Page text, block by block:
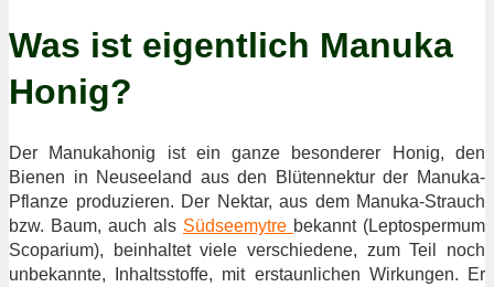
Was ist eigentlich Manuka
Honig?
Der Manukahonig ist ein ganze besonderer Honig, den
Bienen in Neuseeland aus den Blütennektur der Manuka-
Pflanze produzieren. Der Nektar, aus dem Manuka-Strauch
bzw. Baum, auch als Südseemytre bekannt (Leptospermum
Scoparium), beinhaltet viele verschiedene, zum Teil noch
unbekannte, Inhaltsstoffe, mit erstaunlichen Wirkungen. Er